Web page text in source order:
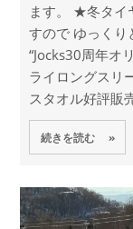
ます。 ★冬タ
すので ゆっくり
“Jocks30周年オ
ライロングスリ
スタオル好評販
続きを読む »